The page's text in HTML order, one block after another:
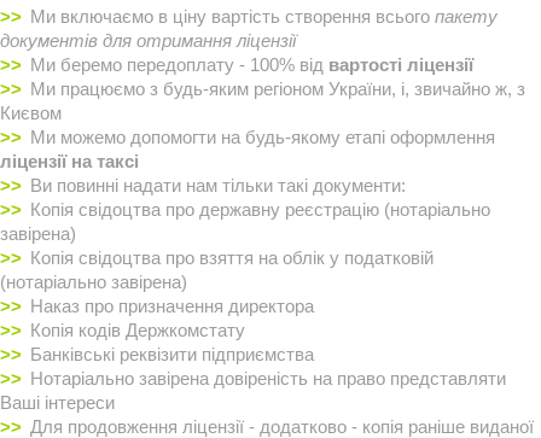
Ми включаємо в ціну вартість створення всього пакету
документів для отримання ліцензії
Ми беремо передоплату - 100% від вартості ліцензії
Ми працюємо з будь-яким регіоном України, і, звичайно ж, з
Києвом
Ми можемо допомогти на будь-якому етапі оформлення
ліцензії на таксі
Ви повинні надати нам тільки такі документи:
Копія свідоцтва про державну реєстрацію (нотаріально
завірена)
Копія свідоцтва про взяття на облік у податковій
(нотаріально завірена)
Наказ про призначення директора
Копія кодів Держкомстату
Банківські реквізити підприємства
Нотаріально завірена довіреність на право представляти
Ваші інтереси
Для продовження ліцензії - додатково - копія раніше виданої